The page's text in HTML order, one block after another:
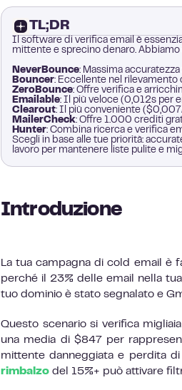
TL;DR
Il software di verifica email è
mittente e sprecino denaro.
NeverBounce: Massima
Bouncer: Eccellente nel rilevamento
ZeroBounce: Offre verifica e
Emailable: Il più veloce (0,012s per
Clearout: Il più conveniente
MailerCheck: Offre 1.000 crediti
Hunter: Combina ricerca e verifica
Scegli in base alle tue priorità:
lavoro per mantenere liste pulite e
Introduzione
La tua campagna di cold email è
perché il 23% delle email nella
tuo dominio è stato segnalato e
Questo scenario si verifica
una media di $847 per
mittente danneggiata e perdita
rimbalzo del 15%+ può attivare